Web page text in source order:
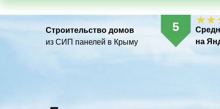
Строительство домов
из СИП панелей в Крыму
5
на